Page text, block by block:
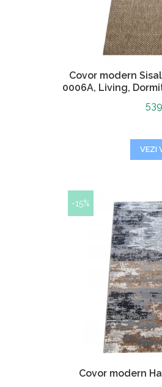
Covor modern
0006A, Living,
VEZI
-15%
Covor modern